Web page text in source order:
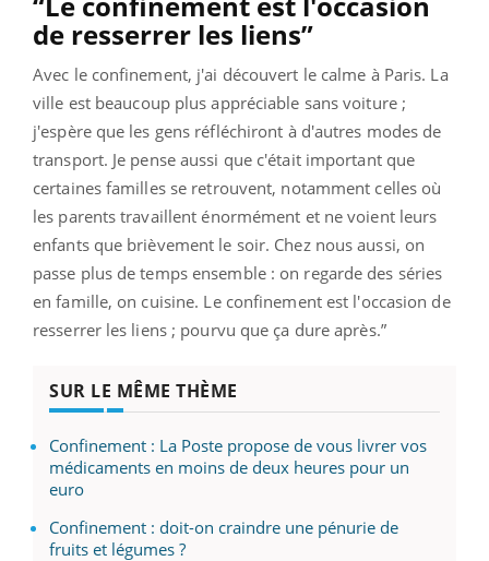
de resserrer les liens”
Avec le confinement, j'ai découvert le calme à Paris. La
ville est beaucoup plus appréciable sans voiture ;
j'espère que les gens réfléchiront à d'autres modes de
transport. Je pense aussi que c'était important que
certaines familles se retrouvent, notamment celles où
les parents travaillent énormément et ne voient leurs
enfants que brièvement le soir. Chez nous aussi, on
passe plus de temps ensemble : on regarde des séries
en famille, on cuisine. Le confinement est l'occasion de
resserrer les liens ; pourvu que ça dure après.”
SUR LE MÊME THÈME
Confinement : La Poste propose de vous livrer vos
médicaments en moins de deux heures pour un
euro
Confinement : doit-on craindre une pénurie de
fruits et légumes ?